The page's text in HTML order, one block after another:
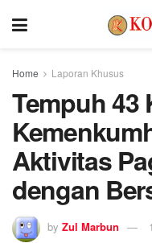
Home Laporan Khusus
Tempuh 43
Aktivitas
dengan
by Zul Marbun